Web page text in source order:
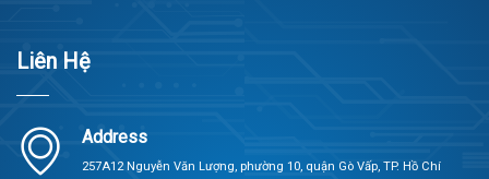
Liên Hệ
Address
257A12 Nguyễn Văn Lượng, phường 10, quận Gò Vấp, TP. Hồ Chí